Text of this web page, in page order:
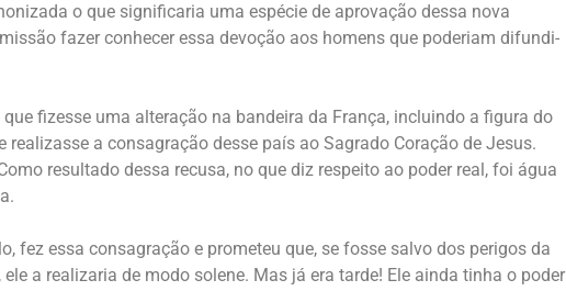
o que significaria uma espécie de aprovação dessa nova
fazer conhecer essa devoção aos homens que poderiam difundi-
fizesse uma alteração na bandeira da França, incluindo a figura do
realizasse a consagração desse país ao Sagrado Coração de Jesus.
resultado dessa recusa, no que diz respeito ao poder real, foi água
fez essa consagração e prometeu que, se fosse salvo dos perigos da
a realizaria de modo solene. Mas já era tarde! Ele ainda tinha o poder